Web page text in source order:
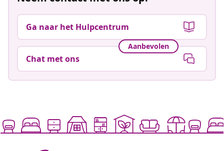
Ga naar het Hulpcentrum
Aanbevolen
Chat met ons